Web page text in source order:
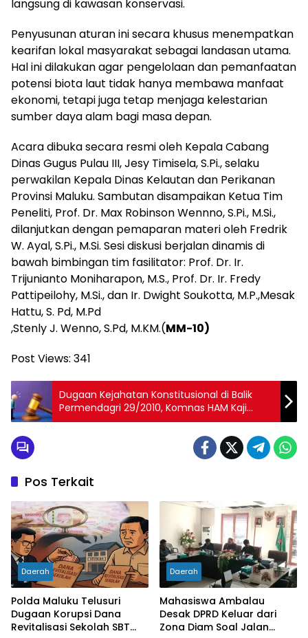
langsung di kawasan konservasi.
Penyusunan aturan ini secara khusus menempatkan
kearifan lokal masyarakat sebagai landasan utama.
Hal ini dilakukan agar pengelolaan dan pemanfaatan
potensi biota laut tidak hanya membawa manfaat
ekonomi, tetapi juga tetap menjaga kelestarian
sumber daya alam bagi masa depan.
Acara dibuka secara resmi oleh Kepala Cabang
Dinas Gugus Pulau III, Jesy Timisela, S.Pi., selaku
perwakilan Kepala Dinas Kelautan dan Perikanan
Provinsi Maluku. Sambutan disampaikan Ketua Tim
Peneliti, Prof. Dr. Max Robinson Wennno, S.Pi., M.Si.,
dilanjutkan dengan pemaparan materi oleh Fredrik
W. Ayal, S.Pi., M.Si. Sesi diskusi berjalan dinamis di
bawah bimbingan tim fasilitator: Prof. Dr. Ir.
Trijunianto Moniharapon, M.S., Prof. Dr. Ir. Fredy
Pattipeilohy, M.Si., dan Ir. Dwight Soukotta, M.P.,Mesak
Hattu, S. Pd, M.Pd
,Stenly J. Wenno, S.Pd, M.KM.(MM-10)
Post Views: 341
Dugaan Kejahatan Konstitusional di Balik
Permendagri 29/2010, Komnas HAM Kaji
Ulang Nasib Negeri Adat Samasuru
Pos Terkait
Daerah
Polda Maluku Telusuri
Dugaan Korupsi Dana
Revitalisasi Sekolah SBT
Daerah
Mahasiswa Ambalau
Desak DPRD Keluar dari
Zona Diam Soal Jalan